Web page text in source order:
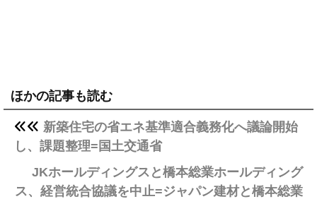
ほかの記事も読む
新築住宅の省エネ基準適合義務化へ議論開始
し、課題整理=国土交通省
JKホールディングスと橋本総業ホールディング
ス、経営統合協議を中止=ジャパン建材と橋本総業